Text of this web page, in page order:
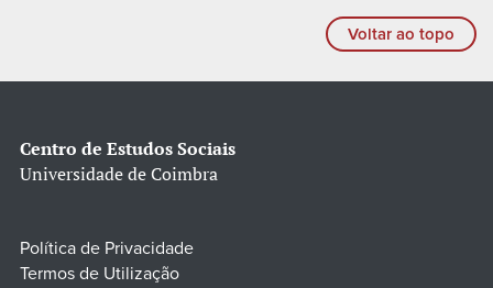
Voltar ao topo
Centro de Estudos Sociais
Universidade de Coimbra
Política de Privacidade
Termos de Utilização